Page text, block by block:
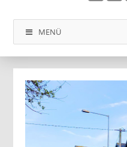
MENÜ